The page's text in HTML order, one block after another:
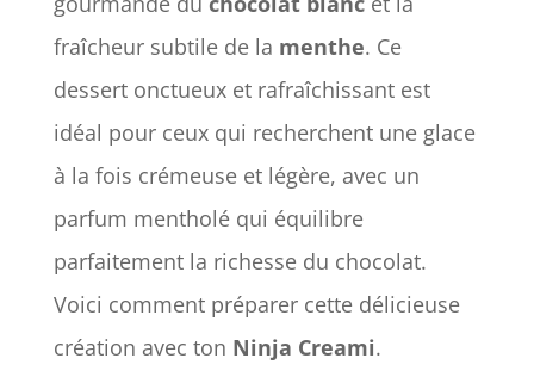
fraîcheur subtile de la menthe. Ce
dessert onctueux et rafraîchissant est
idéal pour ceux qui recherchent une glace
à la fois crémeuse et légère, avec un
parfum mentholé qui équilibre
parfaitement la richesse du chocolat.
Voici comment préparer cette délicieuse
création avec ton Ninja Creami.